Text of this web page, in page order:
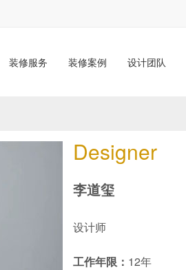
装修服务 装修案例 设计团队
Designer
李道玺
设计师
工作年限： 12年